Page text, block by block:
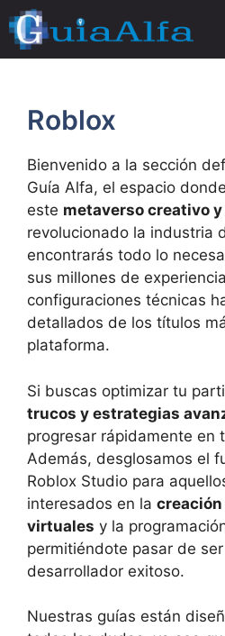
Saltar
al
contenido
Roblox
Bienvenido a la sección
Guía Alfa, el espacio
este metaverso creativo
revolucionado la industria
encontrarás todo lo
sus millones de
configuraciones técnicas
detallados de los títulos
plataforma.
Si buscas optimizar tu
trucos y estrategias
progresar rápidamente en
Además, desglosamos el
Roblox Studio para
interesados en la
virtuales y la
permitiéndote pasar de
desarrollador exitoso.
Nuestras guías están